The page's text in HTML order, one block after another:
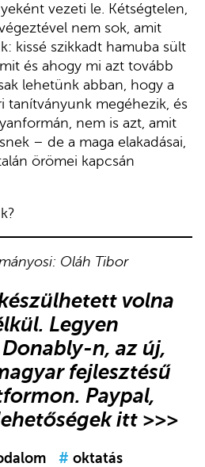
vezeti le. Kétségtelen,
nem sok, amit
kissé szikkadt hamuba sült
és ahogy mi azt tovább
lehetünk abban, hogy a
tanítványunk megéhezik, és
nem is azt, amit
– de a maga elakadásai,
örömei kapcsán
Oláh Tibor
volna
Legyen
Donably-n, az új,
fejlesztésű
Paypal,
itt >>>
# oktatás